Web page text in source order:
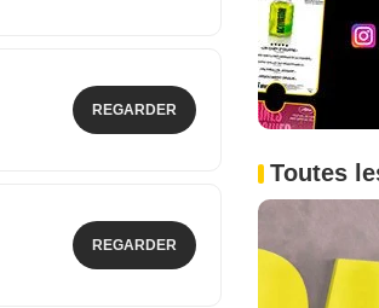
REGARDER
REGARDER
Toutes